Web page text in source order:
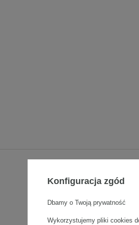
Konfiguracja zgód
Dbamy o Twoją prywatność
Wykorzystujemy pliki cookies